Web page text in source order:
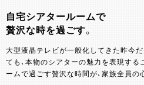
自宅シアタールームで
贅沢な時を過ごす。
大型液晶テレビが一般化してきた昨今
ても、本物のシアターの魅力を表現す
ームで過ごす贅沢な時間が、家族全員の